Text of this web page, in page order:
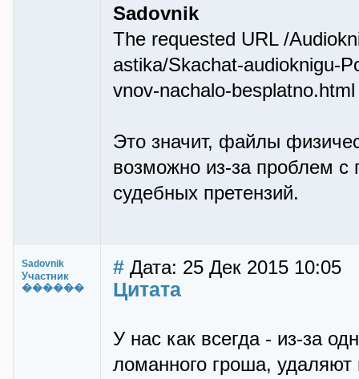
Sadovnik
The requested URL /
astika/Skachat-audioknigu-
vnov-nachalo-
Это значит, файлы
возможно из-за проблем с
судебных претензий.
Sadovnik
Участник
������
# Дата: 25 Дек 2015 10:05
Цитата
У нас как всегда - из-за
ломанного гроша, удаляют